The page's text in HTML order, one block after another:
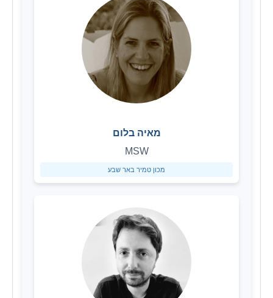
מאיה בלום
MSW
מכון טמיר באר שבע